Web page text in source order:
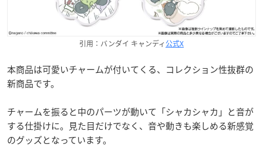
引用：バンダイ キャンディ公式X
本商品は可愛いチャームが付いてくる、コレクション性抜群の
新商品です。
チャームを振ると中のパーツが動いて「シャカシャカ」と音が
する仕掛けに。見た目だけでなく、音や動きも楽しめる新感覚
のグッズとなっています。